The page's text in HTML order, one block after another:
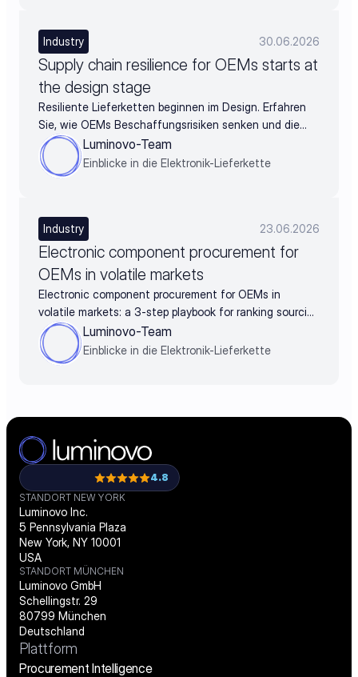
Industry 30.06.2026
Supply chain resilience for OEMs starts at
the design stage
Resiliente Lieferketten beginnen im Design. Erfahren
Sie, wie OEMs Beschaffungsrisiken senken und die
BOM schon vor der Freigabe absichern.
Luminovo-Team
Einblicke in die Elektronik-Lieferkette
Industry 23.06.2026
Electronic component procurement for
OEMs in volatile markets
Electronic component procurement for OEMs in
volatile markets: a 3-step playbook for ranking sourcing
decisions by business impact
Luminovo-Team
Einblicke in die Elektronik-Lieferkette
4.8
STANDORT NEW YORK
Luminovo Inc.
5 Pennsylvania Plaza
New York, NY 10001
USA
STANDORT MÜNCHEN
Luminovo GmbH
Schellingstr. 29
80799 München
Deutschland
Plattform
Procurement Intelligence